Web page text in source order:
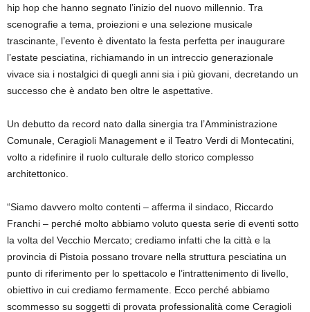
hip hop che hanno segnato l’inizio del nuovo millennio. Tra
scenografie a tema, proiezioni e una selezione musicale
trascinante, l’evento è diventato la festa perfetta per inaugurare
l’estate pesciatina, richiamando in un intreccio generazionale
vivace sia i nostalgici di quegli anni sia i più giovani, decretando un
successo che è andato ben oltre le aspettative.
Un debutto da record nato dalla sinergia tra l’Amministrazione
Comunale, Ceragioli Management e il Teatro Verdi di Montecatini,
volto a ridefinire il ruolo culturale dello storico complesso
architettonico.
“Siamo davvero molto contenti – afferma il sindaco, Riccardo
Franchi – perché molto abbiamo voluto questa serie di eventi sotto
la volta del Vecchio Mercato; crediamo infatti che la città e la
provincia di Pistoia possano trovare nella struttura pesciatina un
punto di riferimento per lo spettacolo e l’intrattenimento di livello,
obiettivo in cui crediamo fermamente. Ecco perché abbiamo
scommesso su soggetti di provata professionalità come Ceragioli